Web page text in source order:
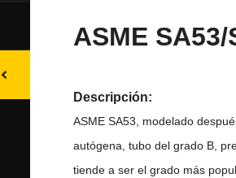
ASME SA53/
Descripción:
ASME SA53, modelado
autógena, tubo del grado B,
tiende a ser el grado más